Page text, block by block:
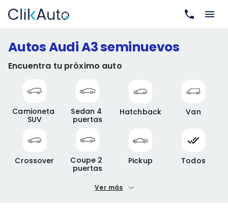
Autos Audi A3 seminuevos
Encuentra tu próximo auto
Camioneta
SUV
Sedan 4
puertas
Hatchback Van
Crossover
Coupe 2
puertas
Pickup Todos
Precio máximo
Ver más